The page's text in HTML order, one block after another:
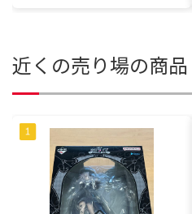
近くの売り場の商品